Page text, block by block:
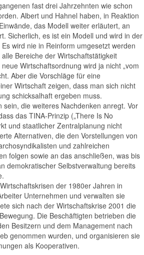
fast drei Jahrzehnten wie schon
Albert und Hahnel haben, in Reaktion
das Modell weiter erläutert, an
Sicherlich, es ist ein Modell und wird in der
wird nie in Reinform umgesetzt werden
Bereiche der Wirtschaftstätigkeit
Wirtschaftsordnung wird ja nicht „vom
Aber die Vorschläge für eine
Wirtschaft zeigen, dass man sich nicht
schicksalhaft ergeben muss.
sein, die weiteres Nachdenken anregt. Vor
das TINA-Prinzip („There Is No
und staatlicher Zentralplanung nicht
Alternativen, die den Vorstellungen von
und zahlreichen
folgen sowie an das anschließen, was bis
demokratischer Selbstverwaltung bereits
der 1980er Jahren in
Unternehmen und verwalten sie
sich nach der Wirtschaftskrise 2001 die
Die Beschäftigten betrieben die
Besitzern und dem Management nach
genommen wurden, und organisieren sie
als Kooperativen.